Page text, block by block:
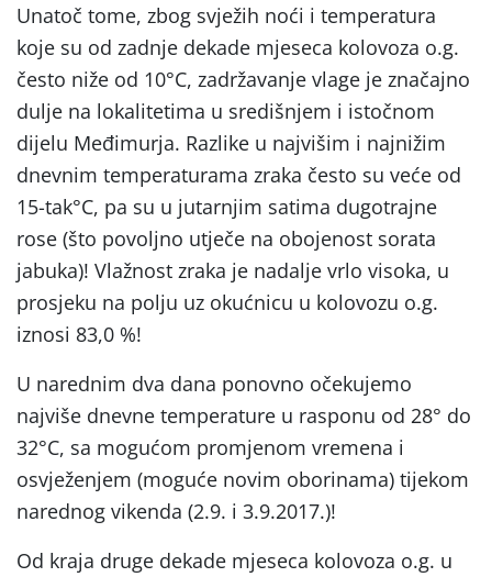
Unatoč tome, zbog svježih noći i temperatura
koje su od zadnje dekade mjeseca kolovoza o.g.
često niže od 10°C, zadržavanje vlage je značajno
dulje na lokalitetima u središnjem i istočnom
dijelu Međimurja. Razlike u najvišim i najnižim
dnevnim temperaturama zraka često su veće od
15-tak°C, pa su u jutarnjim satima dugotrajne
rose (što povoljno utječe na obojenost sorata
jabuka)! Vlažnost zraka je nadalje vrlo visoka, u
prosjeku na polju uz okućnicu u kolovozu o.g.
iznosi 83,0 %!
U narednim dva dana ponovno očekujemo
najviše dnevne temperature u rasponu od 28° do
32°C, sa mogućom promjenom vremena i
osvježenjem (moguće novim oborinama) tijekom
narednog vikenda (2.9. i 3.9.2017.)!
Od kraja druge dekade mjeseca kolovoza o.g. u